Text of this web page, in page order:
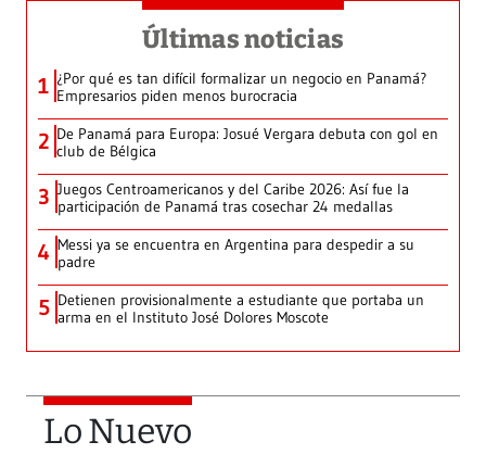
Últimas noticias
1 ¿Por qué es tan difícil formalizar un negocio en Panamá?
Empresarios piden menos burocracia
2 De Panamá para Europa: Josué Vergara debuta con gol en
club de Bélgica
3 Juegos Centroamericanos y del Caribe 2026: Así fue la
participación de Panamá tras cosechar 24 medallas
4 Messi ya se encuentra en Argentina para despedir a su
padre
5 Detienen provisionalmente a estudiante que portaba un
arma en el Instituto José Dolores Moscote
Lo Nuevo